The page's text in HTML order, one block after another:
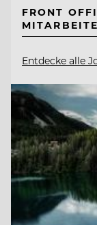
FRONT
Entdecke alle